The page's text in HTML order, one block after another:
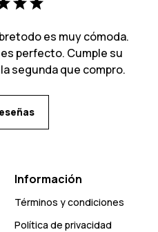
es muy cómoda.
perfecto. Cumple su
segunda que compro.
Información
Términos y condiciones
Política de privacidad